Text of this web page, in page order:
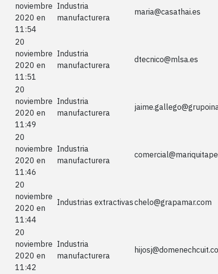
noviembre
2020 en
11:54
Industria
manufacturera
maria@casathai.es
20
noviembre
2020 en
11:51
Industria
manufacturera
dtecnico@mlsa.es
20
noviembre
2020 en
11:49
Industria
manufacturera
20
noviembre
2020 en
11:46
Industria
manufacturera
20
noviembre
2020 en
11:44
Industrias extractivaschelo@grapamar.com
20
noviembre
2020 en
11:42
Industria
manufacturera